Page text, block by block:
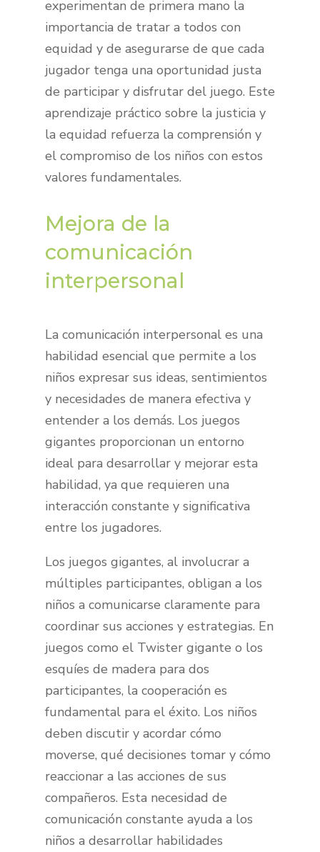
experimentan de primera mano la
importancia de tratar a todos con
equidad y de asegurarse de que cada
jugador tenga una oportunidad justa
de participar y disfrutar del juego. Este
aprendizaje práctico sobre la justicia y
la equidad refuerza la comprensión y
el compromiso de los niños con estos
valores fundamentales.
Mejora de la
comunicación
interpersonal
La comunicación interpersonal es una
habilidad esencial que permite a los
niños expresar sus ideas, sentimientos
y necesidades de manera efectiva y
entender a los demás. Los juegos
gigantes proporcionan un entorno
ideal para desarrollar y mejorar esta
habilidad, ya que requieren una
interacción constante y significativa
entre los jugadores.
Los juegos gigantes, al involucrar a
múltiples participantes, obligan a los
niños a comunicarse claramente para
coordinar sus acciones y estrategias. En
juegos como el Twister gigante o los
esquíes de madera para dos
participantes, la cooperación es
fundamental para el éxito. Los niños
deben discutir y acordar cómo
moverse, qué decisiones tomar y cómo
reaccionar a las acciones de sus
compañeros. Esta necesidad de
comunicación constante ayuda a los
niños a desarrollar habilidades